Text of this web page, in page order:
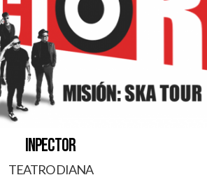
INPECTOR
TEATRO DIANA